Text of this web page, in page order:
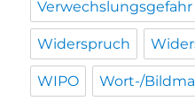
Verwechslungsgefahr
Widerspruch
WIPO Wort-/